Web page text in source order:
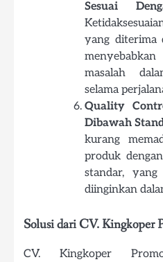
Sesuai
yang diterima
masalah
selama
Quality
Dibawah
kurang
produk
standar,
diinginkan
Solusi dari CV. Kingkoper
CV. Kingkoper